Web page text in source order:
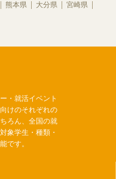
熊本県 大分県
宮崎県
・就活イベント
けのそれぞれの
ろん、全国の就
象学生・種類・
です。